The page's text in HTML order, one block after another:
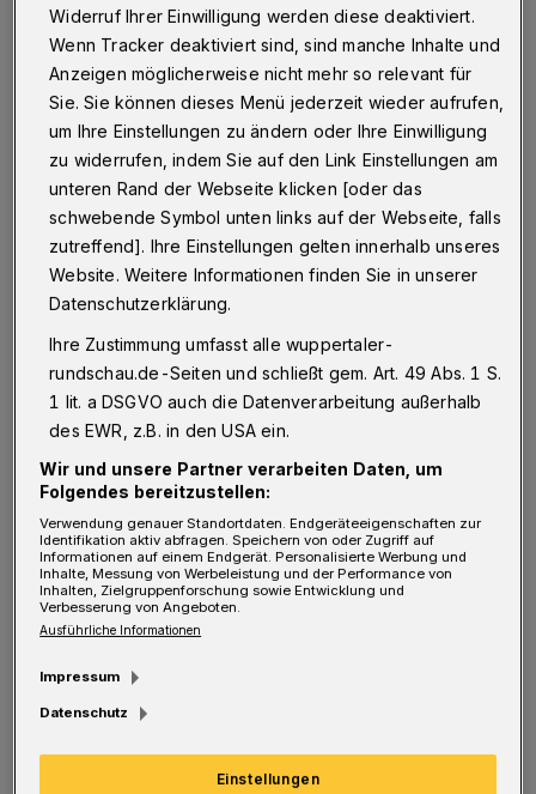
Von Hannah Florian
G efeiert wird der runde Geburtstag nicht
im großen Stil, sondern bescheiden,
dem BürgerBahnhof und seinem Flair
angemessen. "Wir sind nicht so die Leute, die
einer der Hauptakteure des Projekts
BürgerBahnhof Vohwinkel. "Wir feiern das
Jubiläum lieber mit ungewöhnlichen
Konzerten. Das ist unser Ding."
Und ungewöhnlich wird es auf jeden Fall: Das
erste Jubiläumskonzert findet am 8. Juni mit
der belgischen Folk-Band "WÖR" statt, und
zwar in der Schalterhalle bei laufendem
Bahnbetrieb. "Das gibt es sonst nirgendwo",
betont Kopka das außergewöhnliche
Konzertambiente. Was ihm dabei besonders
gefällt: "Konzerte in der Schalterhalle führen
Widerruf Ihrer Einwilligung werden diese deaktiviert.
Wenn Tracker deaktiviert sind, sind manche Inhalte und
Anzeigen möglicherweise nicht mehr so relevant für
Sie. Sie können dieses Menü jederzeit wieder aufrufen,
um Ihre Einstellungen zu ändern oder Ihre Einwilligung
zu widerrufen, indem Sie auf den Link Einstellungen am
unteren Rand der Webseite klicken [oder das
schwebende Symbol unten links auf der Webseite, falls
zutreffend]. Ihre Einstellungen gelten innerhalb unseres
Website. Weitere Informationen finden Sie in unserer
Datenschutzerklärung.
Ihre Zustimmung umfasst alle wuppertaler-
rundschau.de-Seiten und schließt gem. Art. 49 Abs. 1 S.
1 lit. a DSGVO auch die Datenverarbeitung außerhalb
des EWR, z.B. in den USA ein.
Wir und unsere Partner verarbeiten Daten, um
Folgendes bereitzustellen:
Verwendung genauer Standortdaten. Endgeräteeigenschaften zur
Identifikation aktiv abfragen. Speichern von oder Zugriff auf
Informationen auf einem Endgerät. Personalisierte Werbung und
Inhalte, Messung von Werbeleistung und der Performance von
Inhalten, Zielgruppenforschung sowie Entwicklung und
Verbesserung von Angeboten.
Ausführliche Informationen
Impressum
Datenschutz
Einstellungen